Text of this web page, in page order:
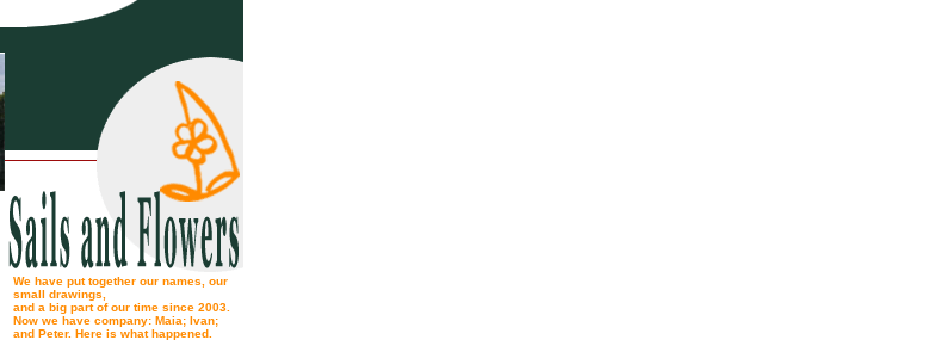
We have put together our names, our
small drawings,
and a big part of our time since 2003.
Now we have company: Maia; Ivan;
and Peter. Here is what happened.